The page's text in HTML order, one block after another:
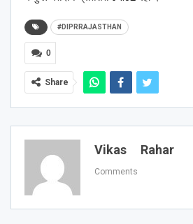
#DIPRRAJASTHAN
0
Share
Vikas Rahar
Comments